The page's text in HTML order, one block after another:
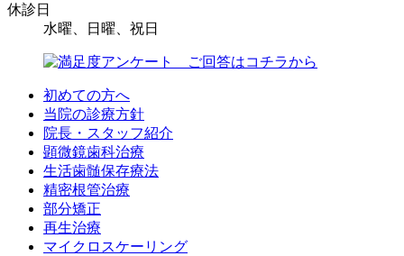
休診日
水曜、日曜、祝日
初めての方へ
当院の診療方針
院長・スタッフ紹介
顕微鏡歯科治療
生活歯髄保存療法
精密根管治療
部分矯正
再生治療
マイクロスケーリング